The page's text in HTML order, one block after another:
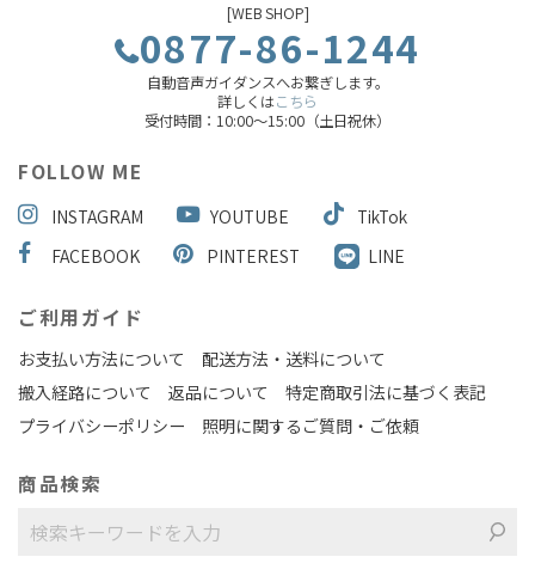
[WEB SHOP]
0877-86-1244
自動音声ガイダンスへお繋ぎします。
詳しくはこちら
受付時間：10:00～15:00（土日祝休）
FOLLOW ME
INSTAGRAM YOUTUBE
TikTok
FACEBOOK
PINTEREST LINE
ご利用ガイド
お支払い方法について
配送方法・送料について
搬入経路について
返品について
特定商取引法に基づく表記
プライバシーポリシー
照明に関するご質問・ご依頼
商品検索